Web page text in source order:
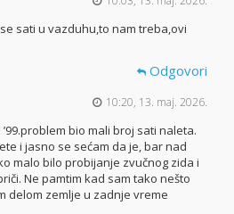
sati u vazduhu,to nam treba,ovi
Odgovori
10:20, 13. maj. 2026.
bio mali broj sati naleta.
i jasno se sećam da je, bar nad
malo bilo probijanje zvučnog zida i
Ne pamtim kad sam tako nešto
delom zemlje u zadnje vreme